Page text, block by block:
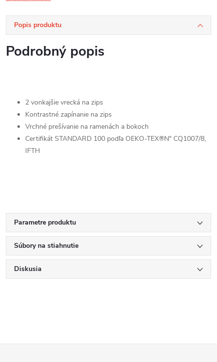
Popis produktu
Podrobný popis
2 vonkajšie vrecká na zips
Kontrastné zapínanie na zips
Vrchné prešívanie na ramenách a bokoch
Certifikát STANDARD 100 podľa OEKO-TEX®N° CQ1007/8,
IFTH
Parametre produktu
Súbory na stiahnutie
Diskusia